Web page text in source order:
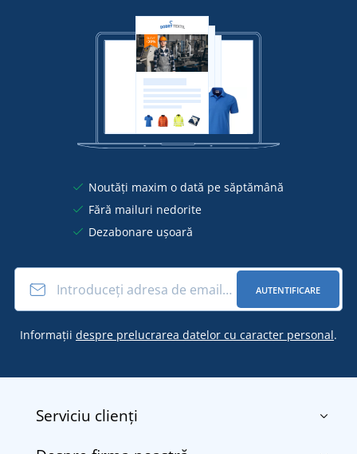
Noutăți maxim o dată pe săptămână
Fără mailuri nedorite
Dezabonare ușoară
AUTENTIFICARE
Informații despre prelucrarea datelor cu caracter personal.
Serviciu clienți